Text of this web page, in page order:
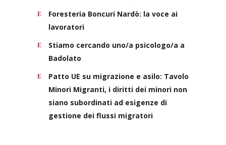
Foresteria Boncuri Nardò: la voce ai
lavoratori
Stiamo cercando uno/a psicologo/a a
Badolato
Patto UE su migrazione e asilo: Tavolo
Minori Migranti, i diritti dei minori non
siano subordinati ad esigenze di
gestione dei flussi migratori